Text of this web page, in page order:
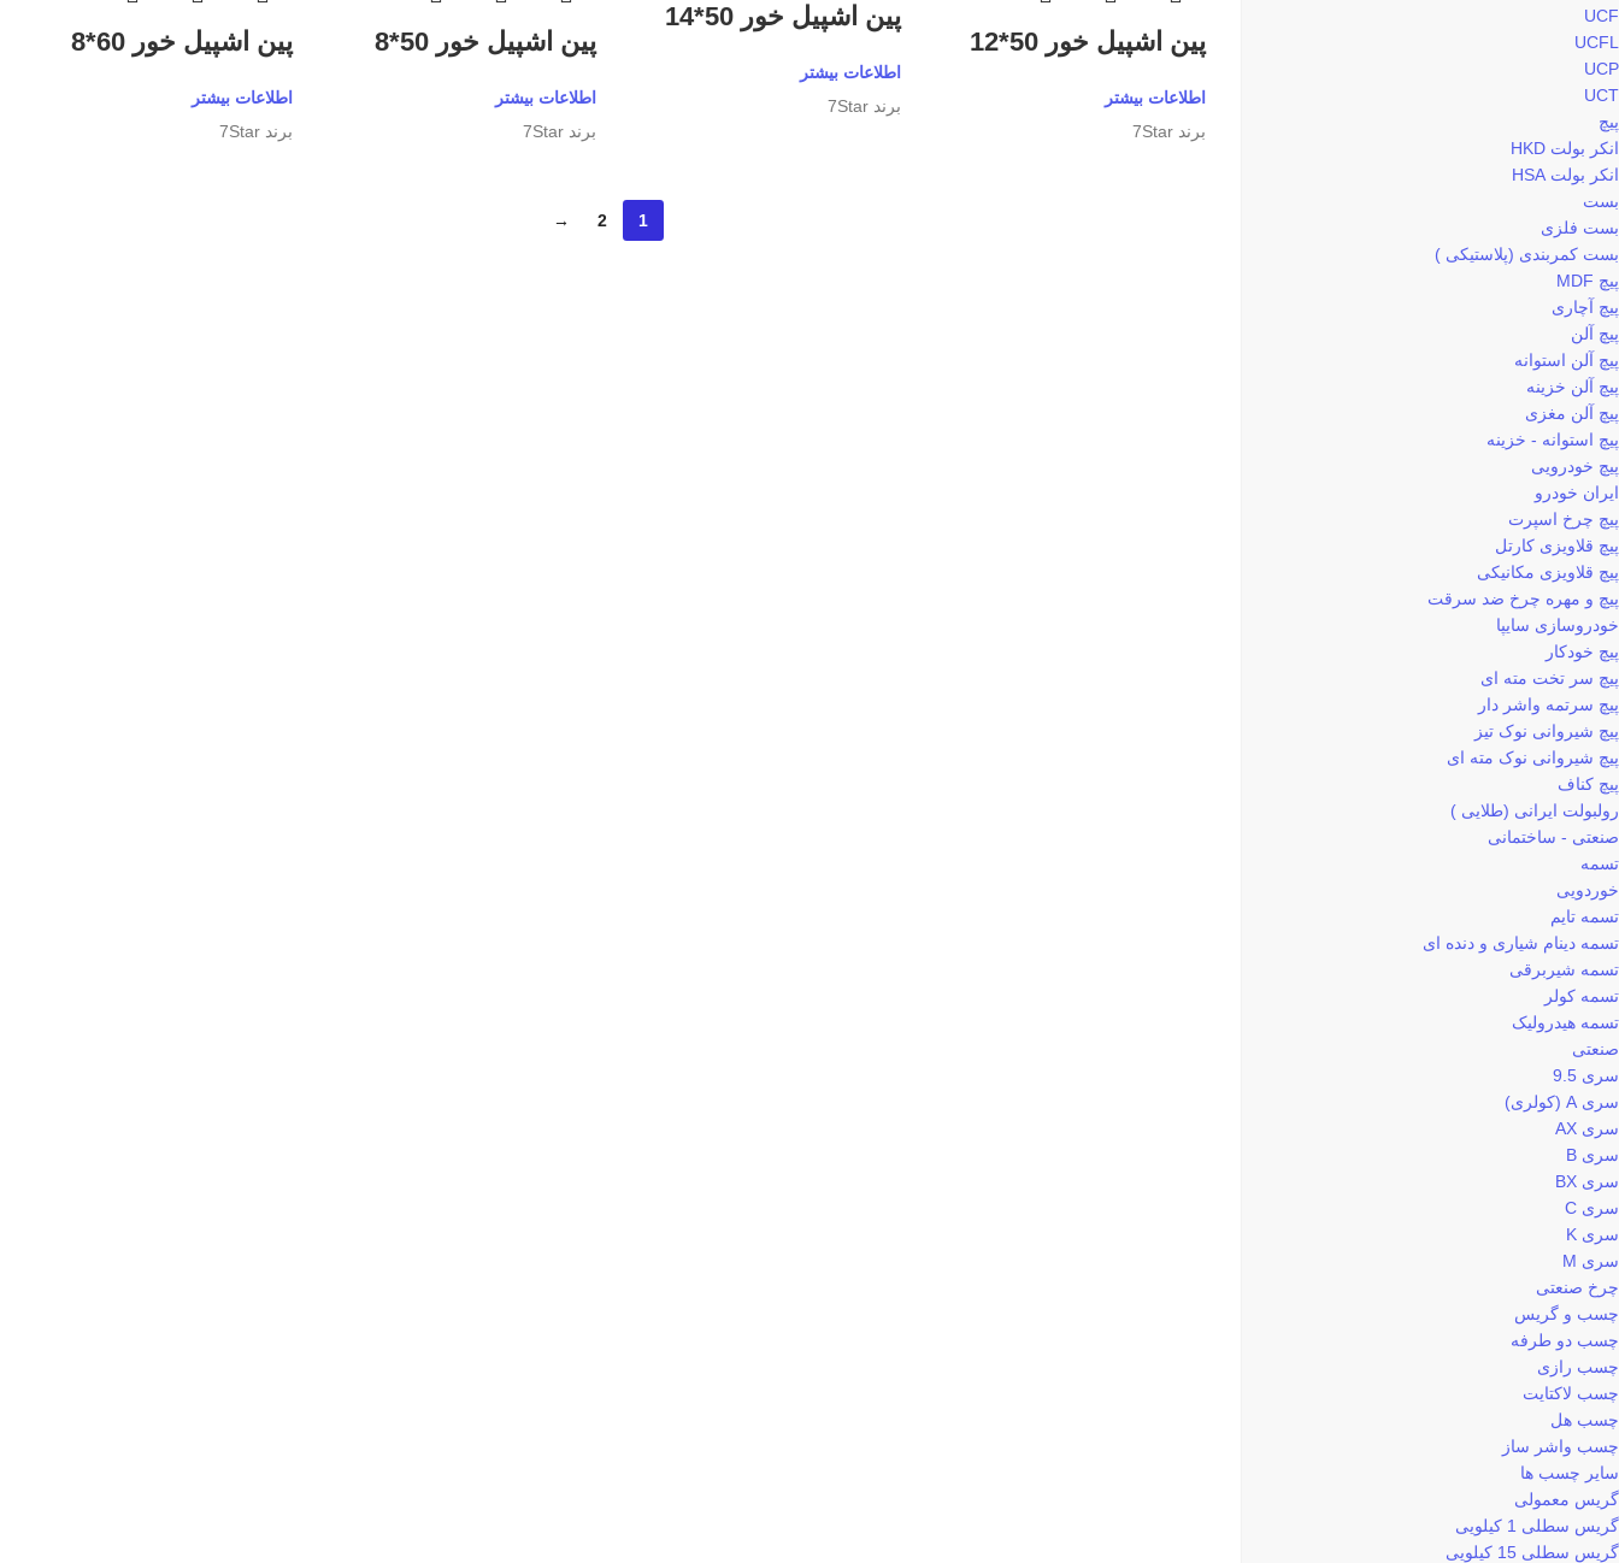
UCF
UCFL
UCP
UCT
پیچ
انکر بولت HKD
انکر بولت HSA
بست
بست فلزی
بست کمربندی (پلاستیکی )
پیچ MDF
پیچ آچاری
پیچ آلن
پیچ آلن استوانه
پیچ آلن خزینه
پیچ آلن مغزی
پیچ استوانه - خزینه
پیچ خودرویی
ایران خودرو
پیچ چرخ اسپرت
پیچ قلاویزی کارتل
پیچ قلاویزی مکانیکی
پیچ و مهره چرخ ضد سرقت
خودروسازی سایپا
پیچ خودکار
پیچ سر تخت مته ای
پیچ سرتمه واشر دار
پیچ شیروانی نوک تیز
پیچ شیروانی نوک مته ای
پیچ کناف
رولبولت ایرانی (طلایی )
صنعتی - ساختمانی
تسمه
خوردویی
تسمه تایم
تسمه دینام شیاری و دنده ای
تسمه شیربرقی
تسمه کولر
تسمه هیدرولیک
صنعتی
سری 9.5
سری A (کولری)
سری AX
سری B
سری BX
سری C
سری K
سری M
چرخ صنعتی
چسب و گریس
چسب دو طرفه
چسب رازی
چسب لاکتایت
چسب هل
چسب واشر ساز
سایر چسب ها
گریس معمولی
گریس سطلی 1 کیلویی
گریس سطلی 15 کیلویی
پین اشپیل خور 50*12
اطلاعات بیشتر
برند 7Star
پین اشپیل خور 50*14
اطلاعات بیشتر
برند 7Star
پین اشپیل خور 50*8
اطلاعات بیشتر
برند 7Star
پین اشپیل خور 60*8
اطلاعات بیشتر
برند 7Star
1
2
→